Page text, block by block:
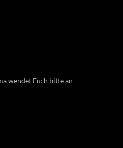
wendet Euch bitte an